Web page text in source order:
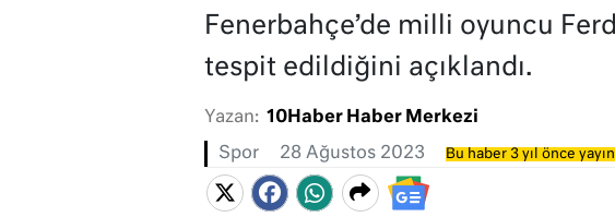
Fenerbahçe’de milli oyuncu
tespit edildiğini açıklandı.
Yazan: 10Haber Haber Merkezi
Spor 28 Ağustos 2023 Bu haber 3 yıl önce